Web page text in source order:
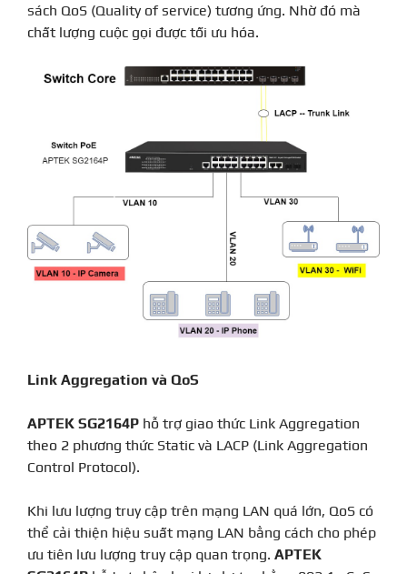
sách QoS (Quality of service) tương ứng. Nhờ đó mà
chất lượng cuộc gọi được tối ưu hóa.
Link Aggregation và QoS
APTEK SG2164P hỗ trợ giao thức Link Aggregation
theo 2 phương thức Static và LACP (Link Aggregation
Control Protocol).
Khi lưu lượng truy cập trên mạng LAN quá lớn, QoS có
thể cải thiện hiệu suất mạng LAN bằng cách cho phép
ưu tiên lưu lượng truy cập quan trọng. APTEK